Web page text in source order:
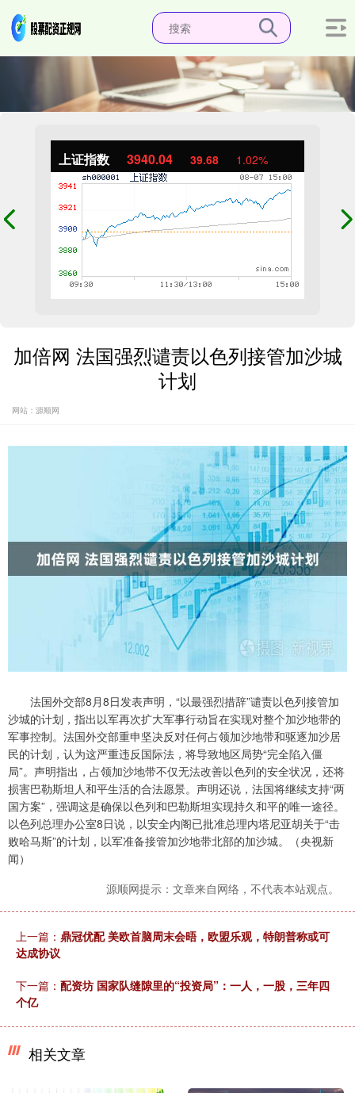
上证指数 3940.04 39.68 1.02%
加倍网 法国强烈谴责以色列接管加沙城
计划
网站：源顺网
法国外交部8月8日发表声明，“以最强烈措辞”谴责以色列接管加
沙城的计划，指出以军再次扩大军事行动旨在实现对整个加沙地带的
军事控制。法国外交部重申坚决反对任何占领加沙地带和驱逐加沙居
民的计划，认为这严重违反国际法，将导致地区局势“完全陷入僵
局”。声明指出，占领加沙地带不仅无法改善以色列的安全状况，还将
损害巴勒斯坦人和平生活的合法愿景。声明还说，法国将继续支持“两
国方案”，强调这是确保以色列和巴勒斯坦实现持久和平的唯一途径。
以色列总理办公室8日说，以安全内阁已批准总理内塔尼亚胡关于“击
败哈马斯”的计划，以军准备接管加沙地带北部的加沙城。（央视新
闻）
源顺网提示：文章来自网络，不代表本站观点。
上一篇： 鼎冠优配 美欧首脑周末会晤，欧盟乐观，特朗普称或可
达成协议
下一篇： 配资坊 国家队缝隙里的“投资局”：一人，一股，三年四
个亿
相关文章